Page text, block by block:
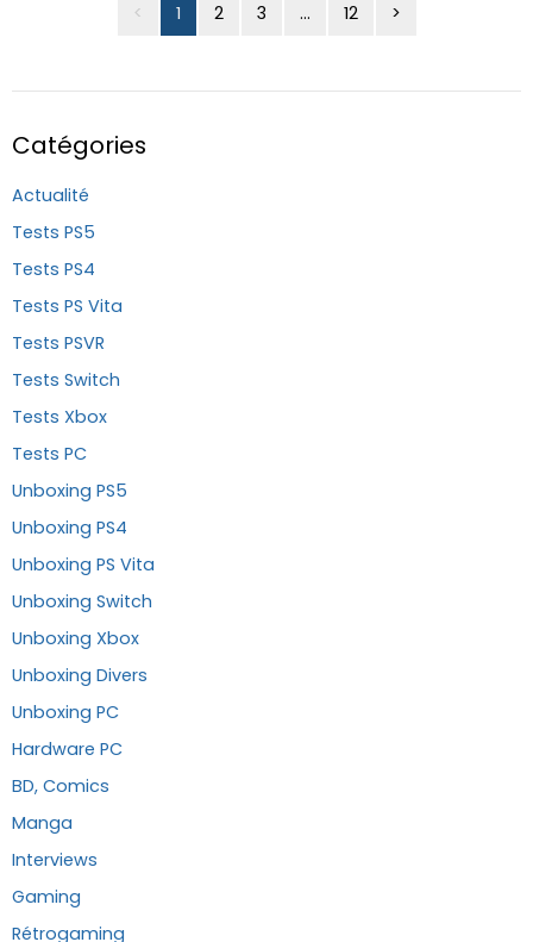
< 1 2 3 ... 12 >
Catégories
Actualité
Tests PS5
Tests PS4
Tests PS Vita
Tests PSVR
Tests Switch
Tests Xbox
Tests PC
Unboxing PS5
Unboxing PS4
Unboxing PS Vita
Unboxing Switch
Unboxing Xbox
Unboxing Divers
Unboxing PC
Hardware PC
BD, Comics
Manga
Interviews
Gaming
Rétrogaming